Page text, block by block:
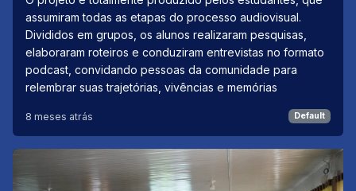
assumiram todas as etapas do processo audiovisual.
Divididos em grupos, os alunos realizaram pesquisas,
elaboraram roteiros e conduziram entrevistas no formato
podcast, convidando pessoas da comunidade para
relembrar suas trajetórias, vivências e memórias
8 meses atrás Default